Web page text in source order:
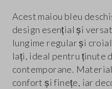
Acest maiou bleu
design esențial și
lungime regular și
lați, ideal pentru ținute
contemporane.
confort și finețe, iar